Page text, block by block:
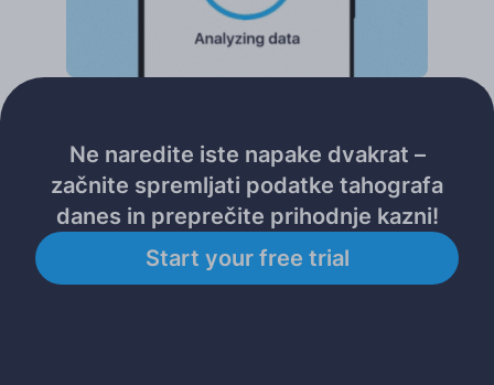
Ne naredite iste napake dvakrat –
začnite spremljati podatke tahografa
danes in preprečite prihodnje kazni!
Start your free trial